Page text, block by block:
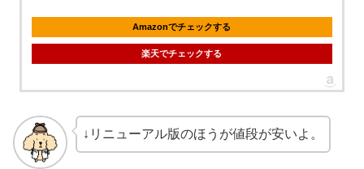
Amazonでチェックする
楽天でチェックする
↓リニューアル版のほうが値段が安いよ。